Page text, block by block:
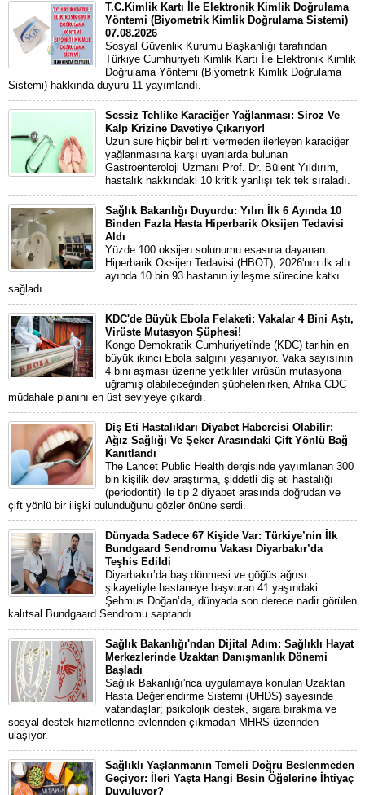
T.C.Kimlik Kartı İle Elektronik Kimlik Doğrulama
Yöntemi (Biyometrik Kimlik Doğrulama Sistemi)
07.08.2026
Sosyal Güvenlik Kurumu Başkanlığı tarafından
Türkiye Cumhuriyeti Kimlik Kartı İle Elektronik Kimlik
Doğrulama Yöntemi (Biyometrik Kimlik Doğrulama
Sistemi) hakkında duyuru-11 yayımlandı.
Sessiz Tehlike Karaciğer Yağlanması: Siroz Ve
Kalp Krizine Davetiye Çıkarıyor!
Uzun süre hiçbir belirti vermeden ilerleyen karaciğer
yağlanmasına karşı uyarılarda bulunan
Gastroenteroloji Uzmanı Prof. Dr. Bülent Yıldırım,
hastalık hakkındaki 10 kritik yanlışı tek tek sıraladı.
Sağlık Bakanlığı Duyurdu: Yılın İlk 6 Ayında 10
Binden Fazla Hasta Hiperbarik Oksijen Tedavisi
Aldı
Yüzde 100 oksijen solunumu esasına dayanan
Hiperbarik Oksijen Tedavisi (HBOT), 2026'nın ilk altı
ayında 10 bin 93 hastanın iyileşme sürecine katkı
sağladı.
KDC'de Büyük Ebola Felaketi: Vakalar 4 Bini Aştı,
Virüste Mutasyon Şüphesi!
Kongo Demokratik Cumhuriyeti'nde (KDC) tarihin en
büyük ikinci Ebola salgını yaşanıyor. Vaka sayısının
4 bini aşması üzerine yetkililer virüsün mutasyona
uğramış olabileceğinden şüphelenirken, Afrika CDC
müdahale planını en üst seviyeye çıkardı.
Diş Eti Hastalıkları Diyabet Habercisi Olabilir:
Ağız Sağlığı Ve Şeker Arasındaki Çift Yönlü Bağ
Kanıtlandı
The Lancet Public Health dergisinde yayımlanan 300
bin kişilik dev araştırma, şiddetli diş eti hastalığı
(periodontit) ile tip 2 diyabet arasında doğrudan ve
çift yönlü bir ilişki bulunduğunu gözler önüne serdi.
Dünyada Sadece 67 Kişide Var: Türkiye’nin İlk
Bundgaard Sendromu Vakası Diyarbakır’da
Teşhis Edildi
Diyarbakır’da baş dönmesi ve göğüs ağrısı
şikayetiyle hastaneye başvuran 41 yaşındaki
Şehmus Doğan’da, dünyada son derece nadir görülen
kalıtsal Bundgaard Sendromu saptandı.
Sağlık Bakanlığı'ndan Dijital Adım: Sağlıklı Hayat
Merkezlerinde Uzaktan Danışmanlık Dönemi
Başladı
Sağlık Bakanlığı'nca uygulamaya konulan Uzaktan
Hasta Değerlendirme Sistemi (UHDS) sayesinde
vatandaşlar; psikolojik destek, sigara bırakma ve
sosyal destek hizmetlerine evlerinden çıkmadan MHRS üzerinden
ulaşıyor.
Sağlıklı Yaşlanmanın Temeli Doğru Beslenmeden
Geçiyor: İleri Yaşta Hangi Besin Öğelerine İhtiyaç
Duyuluyor?